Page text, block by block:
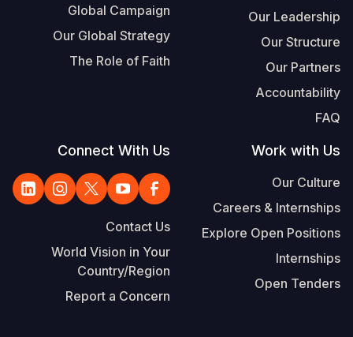
Our Leadership
Our Structure
Our Partners
Accountability
FAQ
Global Campaign
Our Global Strategy
The Role of Faith
Work with Us
Our Culture
Careers & Internships
Explore Open Positions
Internships
Open Tenders
Connect With Us
Contact Us
World Vision in Your
Country/Region
Report a Concern